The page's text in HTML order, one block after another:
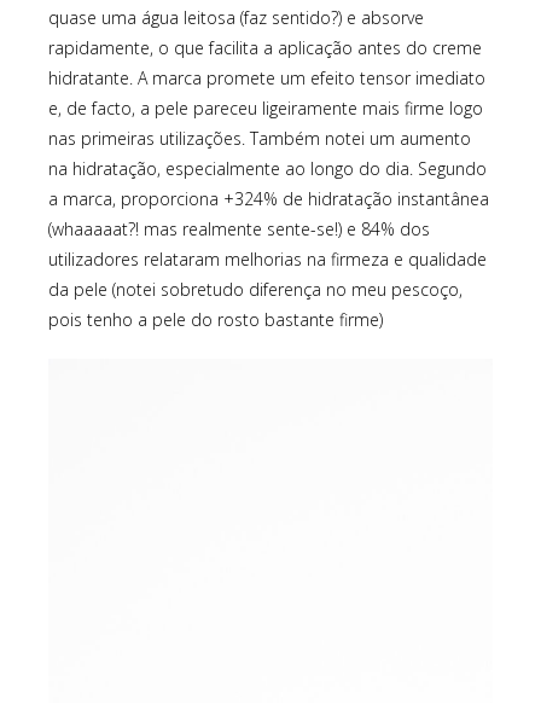
quase uma água leitosa (faz sentido?) e absorve
rapidamente, o que facilita a aplicação antes do creme
hidratante. A marca promete um efeito tensor imediato
e, de facto, a pele pareceu ligeiramente mais firme logo
nas primeiras utilizações. Também notei um aumento
na hidratação, especialmente ao longo do dia. Segundo
a marca, proporciona +324% de hidratação instantânea
(whaaaaat?! mas realmente sente-se!) e 84% dos
utilizadores relataram melhorias na firmeza e qualidade
da pele (notei sobretudo diferença no meu pescoço,
pois tenho a pele do rosto bastante firme)